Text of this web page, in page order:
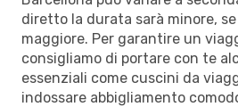
diretto la durata sarà minore,
maggiore. Per garantire un
consigliamo di portare con te
essenziali come cuscini da
indossare abbigliamento